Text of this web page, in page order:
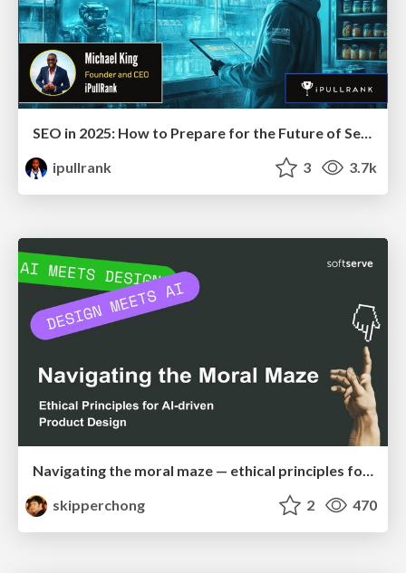
SEO in 2025: How to Prepare for the Future of Search
ipullrank
3 3.7k
skipperchong
2 470